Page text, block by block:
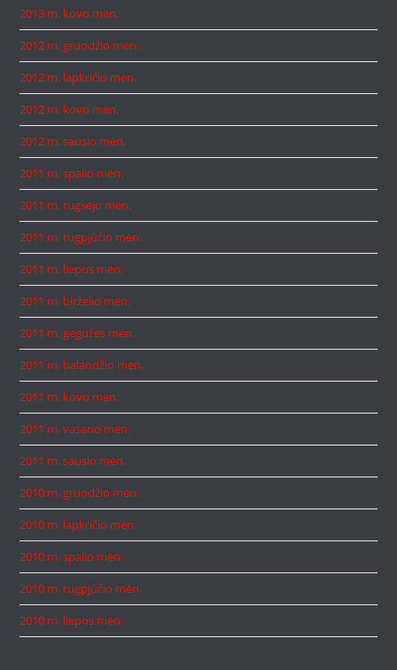
2013 m. kovo mėn.
2012 m. gruodžio mėn.
2012 m. lapkričio mėn.
2012 m. kovo mėn.
2012 m. sausio mėn.
2011 m. spalio mėn.
2011 m. rugsėjo mėn.
2011 m. rugpjūčio mėn.
2011 m. liepos mėn.
2011 m. birželio mėn.
2011 m. gegužės mėn.
2011 m. balandžio mėn.
2011 m. kovo mėn.
2011 m. vasario mėn.
2011 m. sausio mėn.
2010 m. gruodžio mėn.
2010 m. lapkričio mėn.
2010 m. spalio mėn.
2010 m. rugpjūčio mėn.
2010 m. liepos mėn.